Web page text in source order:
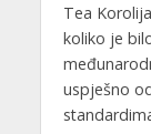
Tea
koliko je
uspješno